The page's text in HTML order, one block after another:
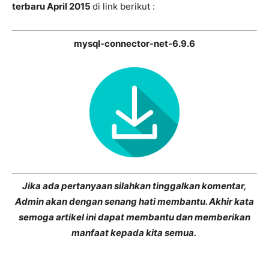
terbaru April 2015 di link berikut :
mysql-connector-net-6.9.6
Jika ada pertanyaan silahkan tinggalkan komentar,
Admin akan dengan senang hati membantu. Akhir kata
semoga artikel ini dapat membantu dan memberikan
manfaat kepada kita semua.